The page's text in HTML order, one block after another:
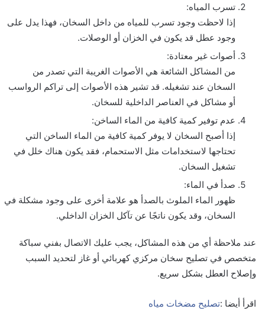
تسرب المياه:
إذا لاحظت وجود تسرب للمياه من داخل السخان، فهذا يدل على
وجود عطل قد يكون في الخزان أو الوصلات.
أصوات غير معتادة:
من المشاكل الشائعة هي الأصوات الغريبة التي تصدر من
السخان عند تشغيله. قد تشير هذه الأصوات إلى تراكم الرواسب
أو مشاكل في العناصر الداخلية للسخان.
عدم توفير كمية كافية من الماء الساخن:
إذا أصبح السخان لا يوفر كمية كافية من الماء الساخن التي
تحتاجها لاستخدامات مثل الاستحمام، فقد يكون هناك خلل في
تشغيل السخان.
صدأ في الماء:
ظهور الماء الملوث بالصدأ هو علامة أخرى على وجود مشكلة في
السخان، وقد يكون ناتجًا عن تآكل الخزان الداخلي.
عند ملاحظة أي من هذه المشاكل، يجب عليك الاتصال بفني سباكة
متخصص في تصليح سخان مركزي كهربائي أو غاز لتحديد السبب
وإصلاح العطل بشكل سريع.
اقرأ أيضا :تصليح مضخات مياه